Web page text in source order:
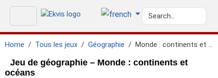
Home Tous les jeux Géographie Monde : continents et océans
Jeu de géographie – Monde : continents et
océans